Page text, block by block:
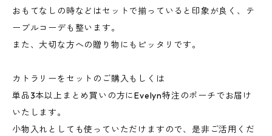
おもてなしの時などはセットで揃っていると印象が良く、テ
ーブルコーデも整います。
また、大切な方への贈り物にもピッタリです。
カトラリーをセットのご購入もしくは
単品3本以上まとめ買いの方にEvelyn特注のポーチでお届け
いたします。
小物入れとしても使っていただけますので、是非ご活用くだ